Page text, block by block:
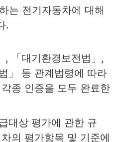
는 전기자동차에 대해
.
, 「대기환경보전법」,
법」 등 관계법령에 따라
종 인증을 모두 완료한
대상 평가에 관한 규
의 평가항목 및 기준에